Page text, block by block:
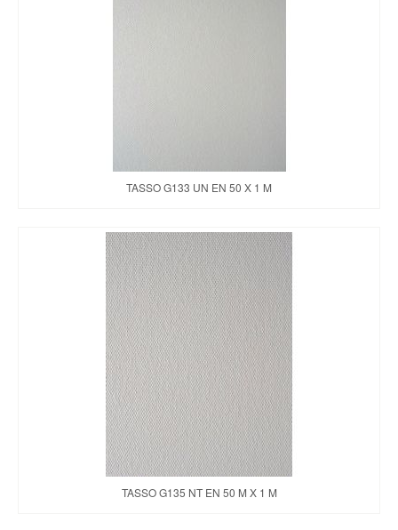
TASSO G133 UN EN 50 X 1 M
TASSO G135 NT EN 50 M X 1 M